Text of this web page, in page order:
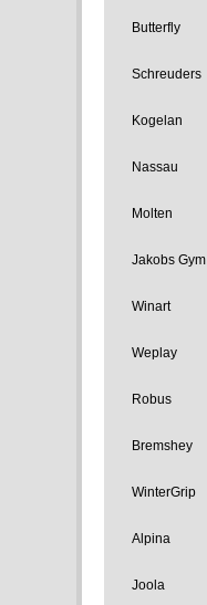
Butterfly
Schreuders
Kogelan
Nassau
Molten
Jakobs Gym
Winart
Weplay
Robus
Bremshey
WinterGrip
Alpina
Joola